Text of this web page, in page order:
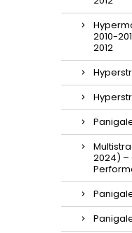
2010-
2012
2024)